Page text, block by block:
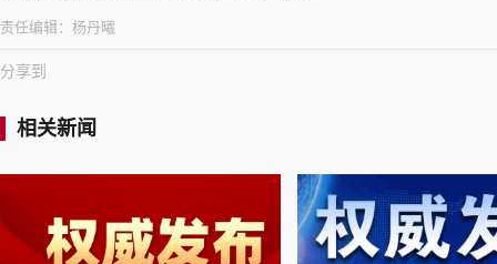
责任编辑： 杨丹曦
分享到
相关新闻